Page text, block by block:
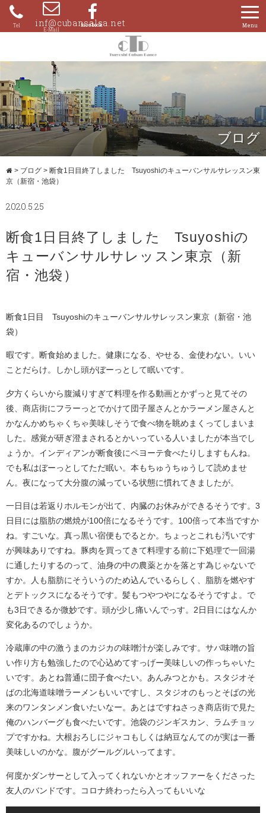
Skip
content
080- inf@cubansalsa.net
ブログ
> ブログ > 断食1日目終了しました Tsuyoshiのキューバンサルサレッスン東
京（新宿・池袋）
2020.5.25
断食1日目終了しました Tsuyoshiの
キューバンサルサレッスン東京（新
宿・池袋）
断食1日目 Tsuyoshiのキューバンサルサレッスン東京（新宿・池
袋）
暇です。断食始めました。健康になる、やせる、金使わない。いい
ことだらけ。しかし頭がぼーっとして眠いです。
夕方くらいから腹減りすぎて料理を作る動画とかずっと見てその
後、商店街にフラーっとでかけて団子屋さんとかラーメン屋さんと
かなんかめちゃくちゃ美味しそうで食べ物を眺めまくってしまいま
した。感覚が研ぎ澄まされるとかいっている人いましたが本当でし
ょうか。インディアンが断食後にペヨーテ食べたりしますもんね。
でも私はぼーっとしてただ眠い。本もちゅうちゅうして読めませ
ん。夜になって大分腹の減っている状態に慣れてきましたが。
一日目は若返りホルモンが出て、内臓のお休みができるそうです。3
日目には脂肪の燃焼が100倍になるそうです。100倍って本当ですか
ね。すごいな。真っ黒い宿便もでるとか。ちょっとこれも汚いです
が興味ありですね。豚肉を買ってきて料理する前に下処理で一回湯
に通したりするのって、油身の中の農薬とかを落とす為じゃないで
すか。人も脂肪にそういうのため込んでいるらしく、脂肪を燃やす
とデトックスになるそうです。髪もつやつやになるそうですよ。で
も3日できるか微妙です。頭が少し痛いんでっす。2日目にはなんか
変化あるのでしょうか。
冷蔵庫の中の激うまのカジカの味噌汁が楽しみです。サバ味噌の旨
い作り方も勉強したので心込めてすっげー美味しいの作っちゃいた
いです。あとね普通に団子食べたい。あんみつとかも。スタジオそ
ばの北海道味噌ラーメンもいいですし、スタジオのもっとそばの光
来のワンタンメン食いたいなー。あとはですねさっき商店街で見た
俺のハンバーグも食べたいです。池袋のジンギスカン、ラムチョッ
プですかね。大根おろしにジャコもしくは納豆なんてのが実は一番
美味しいのかな。腹がグールグルいってます。
何度かダンサーとして入ってくれないかとオッファーをくださった
友人のバンドです。コロナ終わったら入ってもいいな